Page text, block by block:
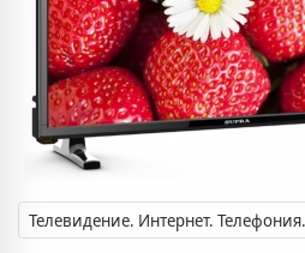
Телевидение. Интернет.